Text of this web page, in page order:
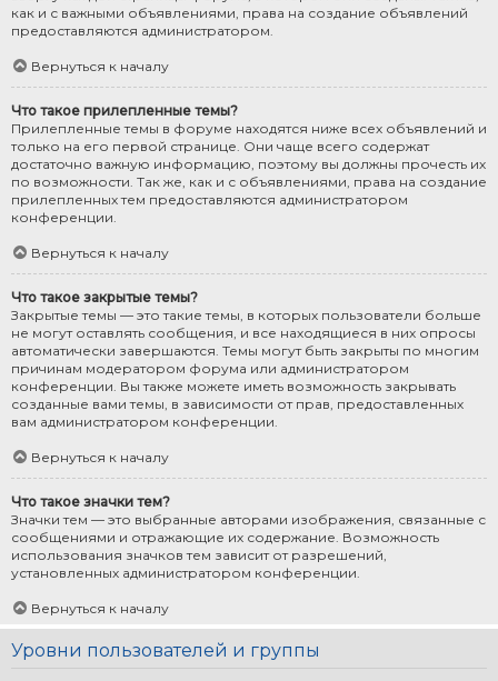
как и с важными объявлениями, права на создание объявлений
предоставляются администратором.
Вернуться к началу
Что такое прилепленные темы?
Прилепленные темы в форуме находятся ниже всех объявлений и
только на его первой странице. Они чаще всего содержат
достаточно важную информацию, поэтому вы должны прочесть их
по возможности. Так же, как и с объявлениями, права на создание
прилепленных тем предоставляются администратором
конференции.
Вернуться к началу
Что такое закрытые темы?
Закрытые темы — это такие темы, в которых пользователи больше
не могут оставлять сообщения, и все находящиеся в них опросы
автоматически завершаются. Темы могут быть закрыты по многим
причинам модератором форума или администратором
конференции. Вы также можете иметь возможность закрывать
созданные вами темы, в зависимости от прав, предоставленных
вам администратором конференции.
Вернуться к началу
Что такое значки тем?
Значки тем — это выбранные авторами изображения, связанные с
сообщениями и отражающие их содержание. Возможность
использования значков тем зависит от разрешений,
установленных администратором конференции.
Вернуться к началу
Уровни пользователей и группы